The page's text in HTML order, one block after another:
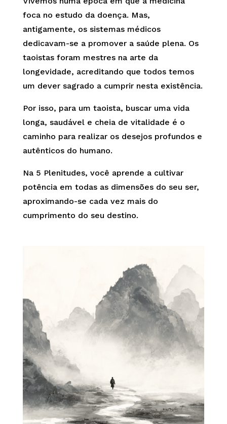
foca no estudo da doença. Mas,
antigamente, os sistemas médicos
dedicavam-se a promover a saúde plena. Os
taoistas foram mestres na arte da
longevidade, acreditando que todos temos
um dever sagrado a cumprir nesta existência.
Por isso, para um taoista, buscar uma vida
longa, saudável e cheia de vitalidade é o
caminho para realizar os desejos profundos e
autênticos do humano.
Na 5 Plenitudes, você aprende a cultivar
potência em todas as dimensões do seu ser,
aproximando-se cada vez mais do
cumprimento do seu destino.